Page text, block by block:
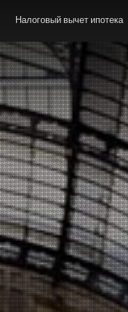
Налоговый вычет ипотека